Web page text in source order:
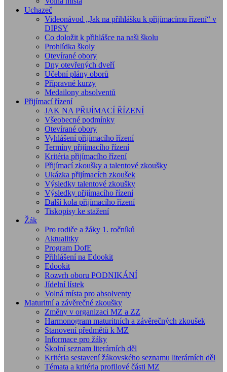
Uchazeč
Videonávod „Jak na přihlášku k přijímacímu řízení“ v
DIPSY
Co doložit k přihlášce na naši školu
Prohlídka školy
Otevírané obory
Dny otevřených dveří
Učební plány oborů
Přípravné kurzy
Medailony absolventů
Přijímací řízení
JAK NA PŘIJÍMACÍ ŘÍZENÍ
Všeobecné podmínky
Otevírané obory
Vyhlášení přijímacího řízení
Termíny přijímacího řízení
Kritéria přijímacího řízení
Přijímací zkoušky a talentové zkoušky
Ukázka přijímacích zkoušek
Výsledky talentové zkoušky
Výsledky přijímacího řízení
Další kola přijímacího řízení
Tiskopisy ke stažení
Žák
Pro rodiče a žáky 1. ročníků
Aktualitky
Program DofE
Přihlášení na Edookit
Edookit
Rozvrh oboru PODNIKÁNÍ
Jídelní lístek
Volná místa pro absolventy
Maturitní a závěrečné zkoušky
Změny v organizaci MZ a ZZ
Harmonogram maturitních a závěrečných zkoušek
Stanovení předmětů k MZ
Informace pro žáky
Školní seznam literárních děl
Kritéria sestavení žákovského seznamu literárních děl
Témata a kritéria profilové části MZ